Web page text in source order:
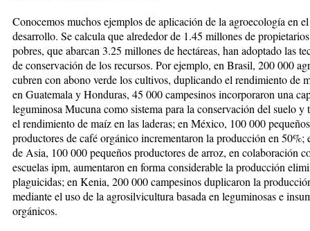
Conocemos muchos ejemplos de apli­cación de la agroecología en
desarrollo. Se calcu­la que al­rededor de 1.45 millones de
pobres, que abar­can 3.25 millones de hectáreas, han adop­tado las
de conserva­ción de los recursos. Por ejem­plo, en Bra­sil, 200 000
cubren con abono verde los cultivos, du­pli­can­do el rendimien­to de
en Guatemala y Hon­duras, 45 000 cam­pesinos incor­po­raron una
leguminosa Mu­cuna como sistema para la conser­va­ción del suelo y
el ren­di­miento de maíz en las laderas; en Mé­xico, 100 000 pequeños
productores de café orgá­ni­co incrementaron la pro­duc­ción en 50%;
de Asia, 100 000 pequeños productores de arroz, en colaboración
escuelas ipm, aumentaron en forma consi­de­rable la producción
pla­gui­ci­das; en Kenia, 200 000 campe­sinos du­­plicaron la
me­­­dian­te el uso de la agrosilvicultura ba­sada en leguminosas e
orgánicos.